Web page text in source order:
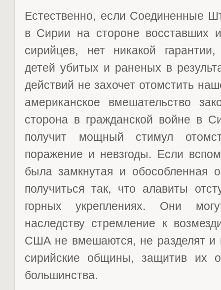
Естественно, если Соединенные
в Сирии на стороне восставших
сирийцев, нет никакой
детей убитых и раненых в
действий не захочет отомстить
американское вмешательство
сторона в гражданской войне в
получит мощный стимул
поражение и невзгоды. Если
была замкнутая и обособленная
получиться так, что алавиты
горных укреплениях. Они
наследству стремление к
США не вмешаются, не разделят и
сирийские общины, защитив их
большинства.